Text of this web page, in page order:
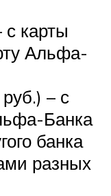
с карты
Альфа-
– с
Банка
банка
разных